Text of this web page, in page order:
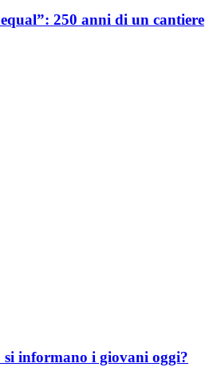
250 anni di un cantiere
si informano i giovani oggi?